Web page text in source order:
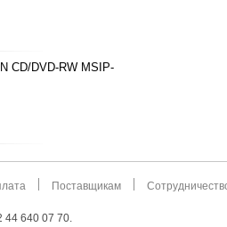
CD/DVD-RW MSIP-
Поставщикам
44 640 07 70.